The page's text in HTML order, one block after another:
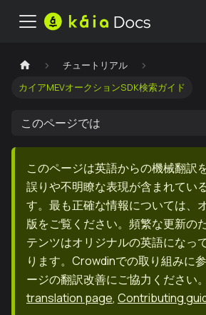
チュートリアル
カイアMEVオークションSDK検索ガイド
このページでは
このページは英語からの機械翻訳
誤りや不明瞭な表現が含まれてい
す。最も正確な情報については、
版をご覧ください。頻繁な更新の
テンツはオリジナルの英語になっ
ります。Crowdinでの取り組みに
ージの翻訳改善にご協力ください。
translation page, Contributing